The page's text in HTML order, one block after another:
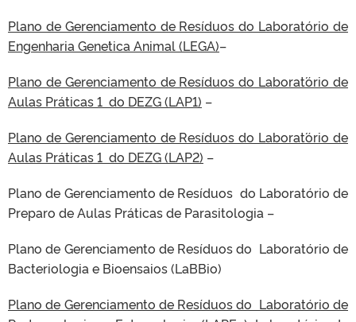
Plano de Gerenciamento de Resíduos do Laboratório de
Engenharia Gene´tica Animal (LEGA)–
Plano de Gerenciamento de Resíduos do Laborat´ório de
Aulas Práticas 1 do DEZG (LAP1) –
Plano de Gerenciamento de Resíduos do Laborat´ório de
Aulas Práticas 1 do DEZG (LAP2) –
Plano de Gerenciamento de Resíduos do Laboratório de
Preparo de Aulas Práticas de Parasitologia –
Plano de Gerenciamento de Resíduos do Laboratório de
Bacteriologia e Bioensaios (LaBBio)
Plano de Gerenciamento de Resíduos do Laboratório de